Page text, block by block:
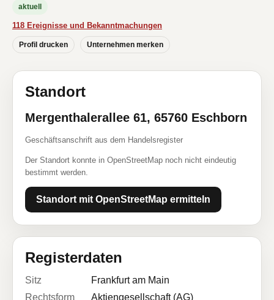
aktuell
118 Ereignisse und Bekanntmachungen
Profil drucken Unternehmen merken
Standort
Mergenthalerallee 61, 65760 Eschborn
Geschäftsanschrift aus dem Handelsregister
Der Standort konnte in OpenStreetMap noch nicht eindeutig
bestimmt werden.
Standort mit OpenStreetMap ermitteln
Registerdaten
Sitz
Frankfurt am Main
Rechtsform
Aktiengesellschaft (AG)